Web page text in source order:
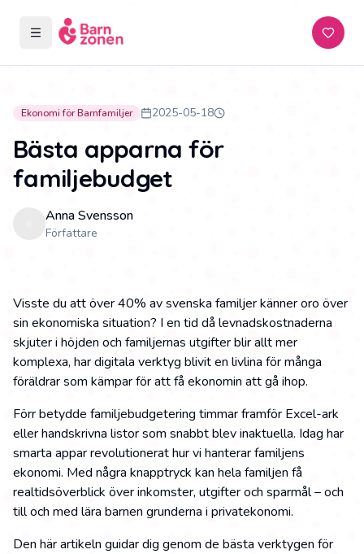
Öppna meny
Ekonomi för Barnfamiljer 2025-05-18
Bästa apparna för
familjebudget
Anna Svensson
Författare
Visste du att över 40% av svenska familjer känner oro över
sin ekonomiska situation? I en tid då levnadskostnaderna
skjuter i höjden och familjernas utgifter blir allt mer
komplexa, har digitala verktyg blivit en livlina för många
föräldrar som kämpar för att få ekonomin att gå ihop.
Förr betydde familjebudgetering timmar framför Excel-ark
eller handskrivna listor som snabbt blev inaktuella. Idag har
smarta appar revolutionerat hur vi hanterar familjens
ekonomi. Med några knapptryck kan hela familjen få
realtidsöverblick över inkomster, utgifter och sparmål – och
till och med lära barnen grunderna i privatekonomi.
Den här artikeln guidar dig genom de bästa verktygen för